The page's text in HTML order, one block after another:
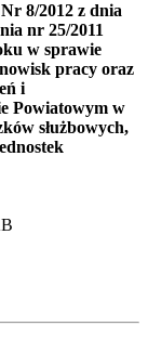
8/2012 z dnia
nr 25/2011
w sprawie
pracy oraz
i
Powiatowym w
służbowych,